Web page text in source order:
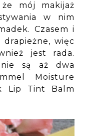
mój makijaż
w nim
Czasem i
więc
jest rada.
są aż dwa
Moisture
Lip Tint Balm